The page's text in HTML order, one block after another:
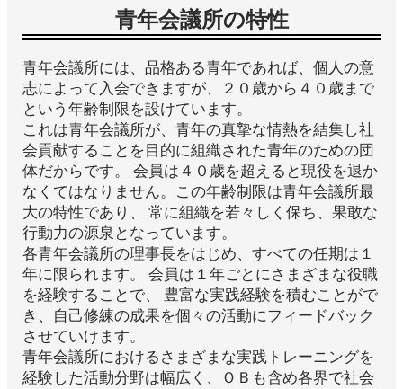
青年会議所の特性
青年会議所には、品格ある青年であれば、個人の意
志によって入会できますが、２０歳から４０歳まで
という年齢制限を設けています。
これは青年会議所が、青年の真摯な情熱を結集し社
会貢献することを目的に組織された青年のための団
体だからです。 会員は４０歳を超えると現役を退か
なくてはなりません。この年齢制限は青年会議所最
大の特性であり、 常に組織を若々しく保ち、果敢な
行動力の源泉となっています。
各青年会議所の理事長をはじめ、すべての任期は１
年に限られます。 会員は１年ごとにさまざまな役職
を経験することで、 豊富な実践経験を積むことがで
き、自己修練の成果を個々の活動にフィードバック
させていけます。
青年会議所におけるさまざまな実践トレーニングを
経験した活動分野は幅広く、ＯＢも含め各界で社会